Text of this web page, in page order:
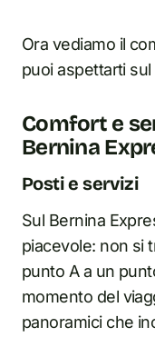
Ora vediamo il
puoi aspettarti
Comfort e
Bernina
Posti e servizi
Sul Bernina
piacevole: non si
punto A a un
momento del
panoramici che